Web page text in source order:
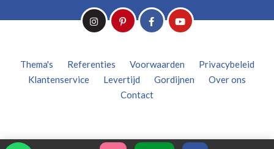
Thema's Referenties Voorwaarden
Privacybeleid
Klantenservice
Levertijd Gordijnen
Over ons
Contact